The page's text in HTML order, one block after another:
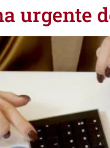
urgente